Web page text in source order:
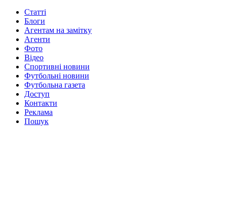
Статті
Блоги
Агентам на замітку
Агенти
Фото
Відео
Спортивні новини
Футбольні новини
Футбольна газета
Доступ
Контакти
Реклама
Пошук